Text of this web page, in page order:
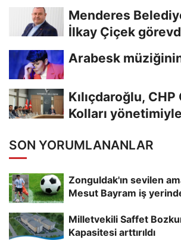
Menderes
İlkay Çiçek
Arabesk müziğinin
Kılıçdaroğlu,
Kolları
SON YORUMLANANLAR
Zonguldak'ın sevilen
Mesut Bayram iş
Milletvekili Saffet
Kapasitesi arttırıldı